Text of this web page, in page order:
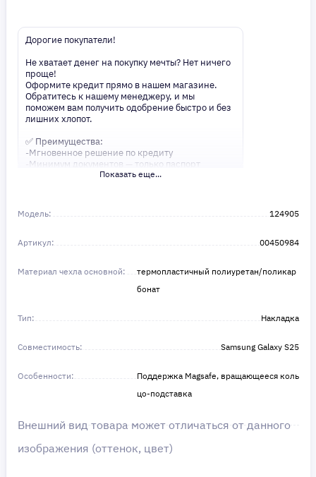
Дорогие покупатели!
Не хватает денег на покупку мечты? Нет ничего
проще!
Оформите кредит прямо в нашем магазине.
Обратитесь к нашему менеджеру, и мы
поможем вам получить одобрение быстро и без
лишних хлопот.
✅ Преимущества:
-Мгновенное решение по кредиту
-Минимум документов — только паспорт
-Удобные сроки и низкие процентные ставки
Получите то, что нужно, прямо сейчас. Ваше
удобство — наш приоритет! ✨
в этом!
Показать еще...
Модель: 124905
Артикул: 00450984
Материал чехла основной:
термопластичный полиуретан/поликар
бонат
Тип: Накладка
Совместимость: Samsung Galaxy S25
Особенности:
Поддержка Magsafe, вращающееся коль
цо-подставка
Внешний вид товара может отличаться от данного
изображения (оттенок, цвет)